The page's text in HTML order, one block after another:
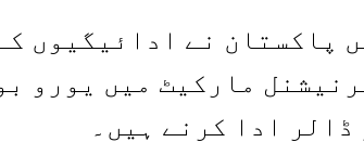
پاکستان نے ادائیگیوں
مارکیٹ میں یورو